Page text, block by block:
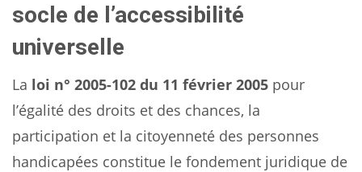
socle de l’accessibilité
universelle
La loi n° 2005-102 du 11 février 2005 pour
l’égalité des droits et des chances, la
participation et la citoyenneté des personnes
handicapées constitue le fondement juridique de